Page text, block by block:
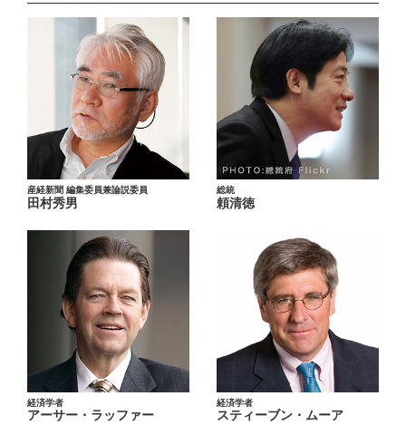
産経新聞 編集委員兼論説委員
田村秀男
総統
頼清徳
経済学者
アーサー・ラッファー
経済学者
スティーブン・ムーア